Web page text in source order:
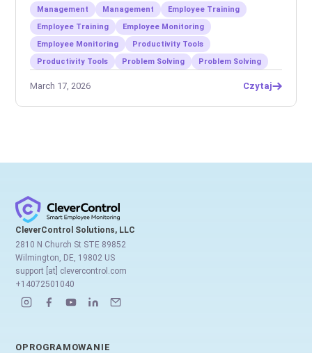
Management Management
Employee Training
Employee Training
Employee Monitoring
Employee Monitoring
Productivity Tools
Productivity Tools
Problem Solving Problem Solving
March 17, 2026 Czytaj
CleverControl Solutions, LLC
2810 N Church St STE 89852
Wilmington, DE, 19802 US
support [at] clevercontrol.com
+14072501040
OPROGRAMOWANIE